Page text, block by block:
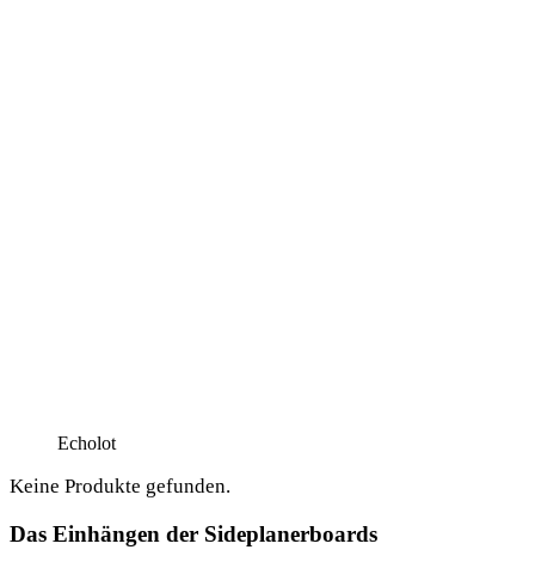
Echo­lot
Kei­ne Pro­duk­te gefunden.
Das Einhängen der Sideplanerboards